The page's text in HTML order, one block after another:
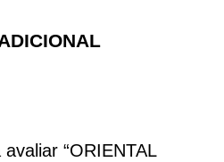
“ORIENTAL